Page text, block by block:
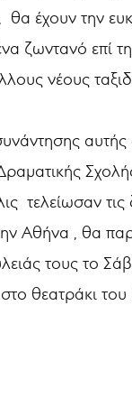
θα έχουν την
ζωντανό επί
νέους
αυτής
τελείωσαν τις
Αθήνα , θα
τους το
θεατράκι